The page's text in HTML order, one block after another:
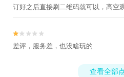
订好之后直接刷二维码就可以，高空


差评，服务差，也没啥玩的
查看全部